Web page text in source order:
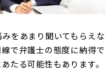
をあまり聞いてもらえな
で弁護士の態度に納得で
たる可能性もあります。